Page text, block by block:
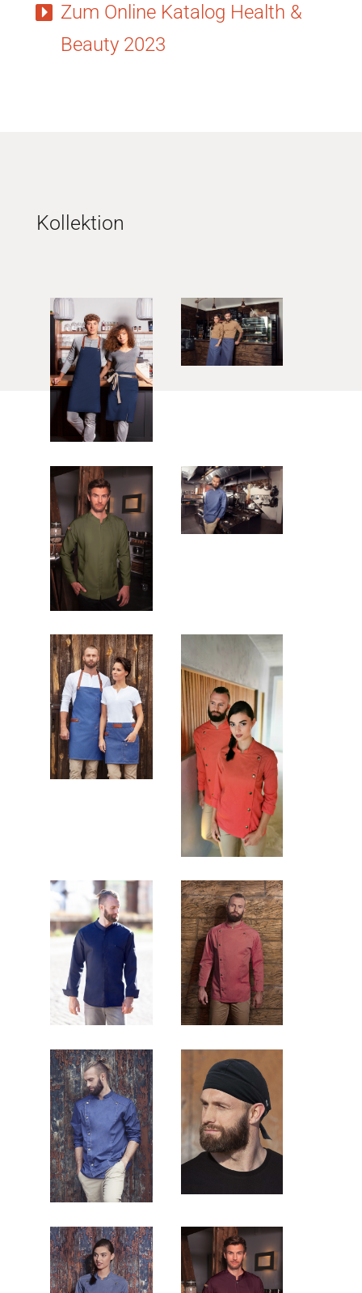
Zum Online Katalog Health &
Beauty 2023
Kollektion